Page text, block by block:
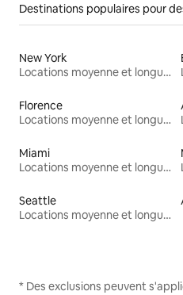
Destinations populaires pour
New York
Locations moyenne et longue durée
Florence
Locations moyenne et longue durée
Miami
Locations moyenne et longue durée
Seattle
Locations moyenne et longue durée
* Des exclusions peuvent